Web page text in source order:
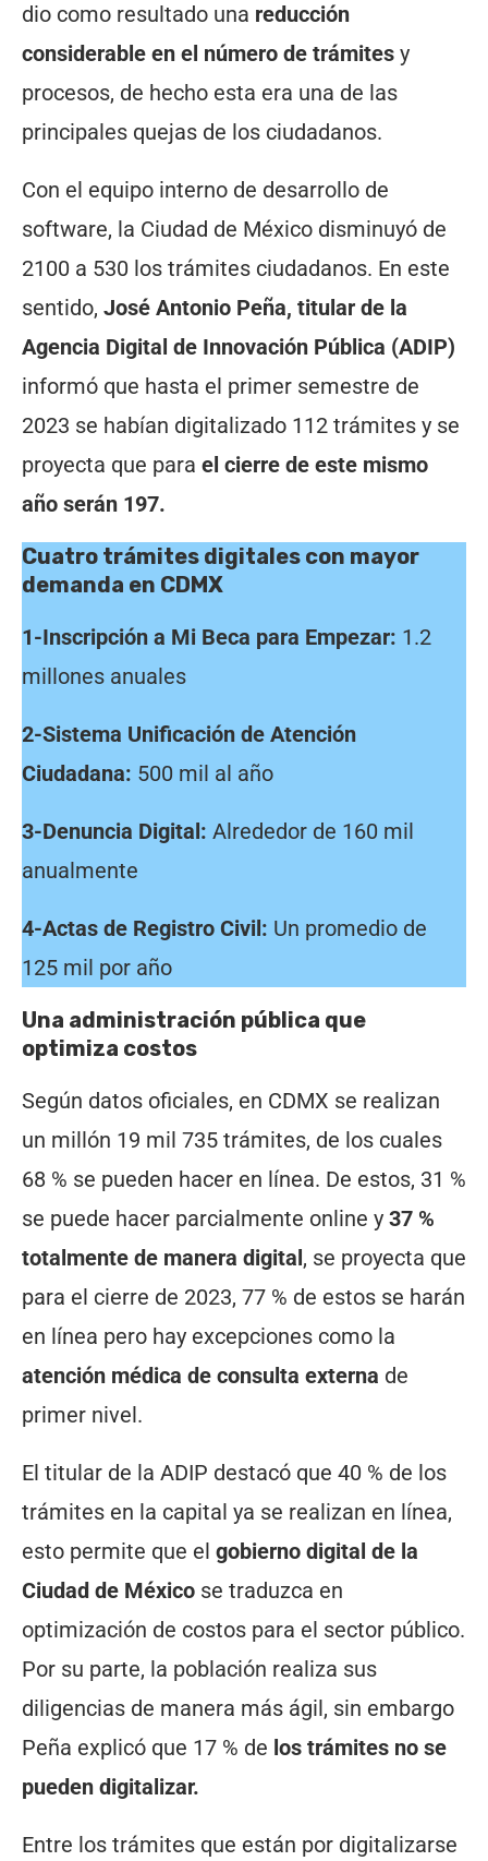
dio como resultado una reducción
considerable en el número de trámites y
procesos, de hecho esta era una de las
principales quejas de los ciudadanos.
Con el equipo interno de desarrollo de
software, la Ciudad de México disminuyó de
2100 a 530 los trámites ciudadanos. En este
sentido, José Antonio Peña, titular de la
Agencia Digital de Innovación Pública (ADIP)
informó que hasta el primer semestre de
2023 se habían digitalizado 112 trámites y se
proyecta que para el cierre de este mismo
año serán 197.
Cuatro trámites digitales con mayor
demanda en CDMX
1-Inscripción a Mi Beca para Empezar: 1.2
millones anuales
2-Sistema Unificación de Atención
Ciudadana: 500 mil al año
3-Denuncia Digital: Alrededor de 160 mil
anualmente
4-Actas de Registro Civil: Un promedio de
125 mil por año
Una administración pública que
optimiza costos
Según datos oficiales, en CDMX se realizan
un millón 19 mil 735 trámites, de los cuales
68 % se pueden hacer en línea. De estos, 31 %
se puede hacer parcialmente online y 37 %
totalmente de manera digital, se proyecta que
para el cierre de 2023, 77 % de estos se harán
en línea pero hay excepciones como la
atención médica de consulta externa de
primer nivel.
El titular de la ADIP destacó que 40 % de los
trámites en la capital ya se realizan en línea,
esto permite que el gobierno digital de la
Ciudad de México se traduzca en
optimización de costos para el sector público.
Por su parte, la población realiza sus
diligencias de manera más ágil, sin embargo
Peña explicó que 17 % de los trámites no se
pueden digitalizar.
Entre los trámites que están por digitalizarse